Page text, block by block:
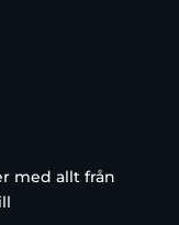
med allt från